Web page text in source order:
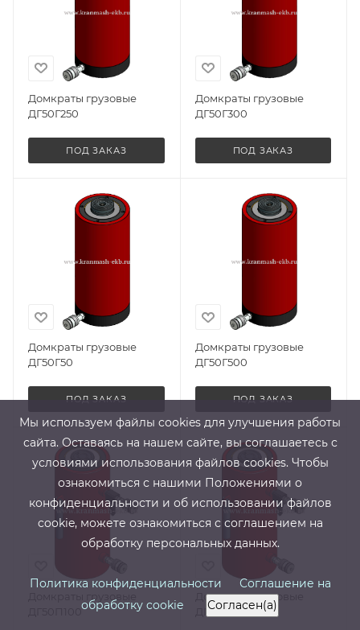
Домкраты грузовые
ДГ50Г250
ПОД ЗАКАЗ
Домкраты грузовые
ДГ50Г300
ПОД ЗАКАЗ
Домкраты грузовые
ДГ50Г50
ПОД ЗАКАЗ
Домкраты грузовые
ДГ50Г500
ПОД ЗАКАЗ
ДГ50П100
Домкраты грузовые
ДГ50П150
Мы используем файлы cооkies для улучшения работы
сайта. Оставаясь на нашем сайте, вы соглашаетесь с
условиями использования файлов cооkies. Чтобы
ознакомиться с нашими Положениями о
конфиденциальности и об использовании файлов
cookie, можете ознакомиться с соглашением на
обработку персональных данных.
Политика конфиденциальности
Соглашение на
обработку cookie
Согласен(а)